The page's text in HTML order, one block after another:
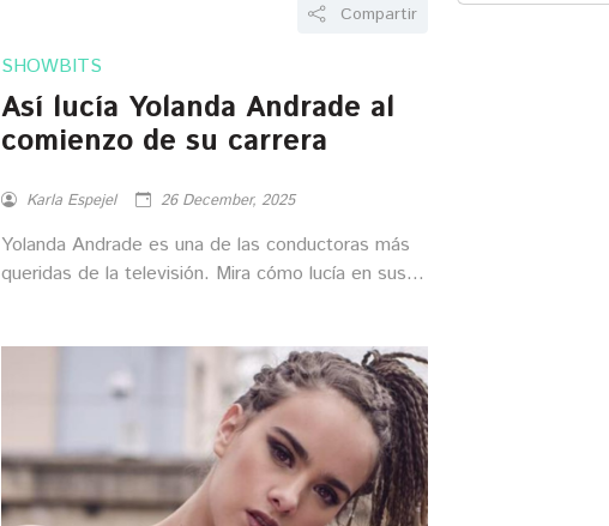
Compartir
SHOWBITS
Así lucía Yolanda Andrade al
comienzo de su carrera
Karla Espejel 26 December, 2025
Yolanda Andrade es una de las conductoras más
queridas de la televisión. Mira cómo lucía en sus